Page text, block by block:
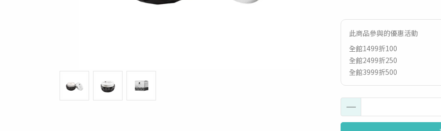
此商品參與的優惠活動
全館1499折100
全館2499折250
全館3999折500